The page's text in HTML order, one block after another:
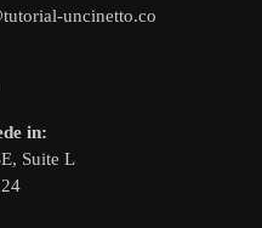
uncinetto.co
in:
Suite L